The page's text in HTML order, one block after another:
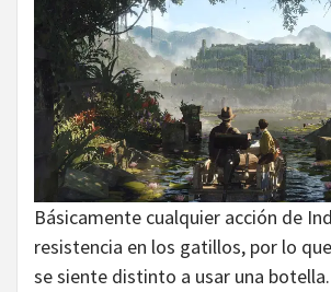
Básicamente cualquier acción de
resistencia en los gatillos, por lo
se siente distinto a usar una